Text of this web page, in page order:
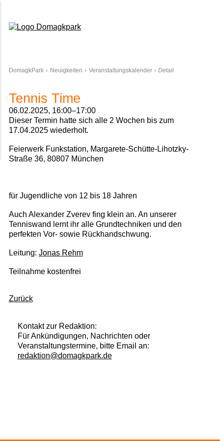
DomagkPark Neuigkeiten Veranstaltungskalender Detail
Tennis Time
06.02.2025, 16:00–17:00
Dieser Termin hatte sich alle 2 Wochen bis zum
17.04.2025 wiederholt.
Feierwerk Funkstation, Margarete-Schütte-Lihotzky-
Straße 36, 80807 München
für Jugendliche von 12 bis 18 Jahren
Auch Alexander Zverev fing klein an. An unserer
Tenniswand lernt ihr alle Grundtechniken und den
perfekten Vor- sowie Rückhandschwung.
Leitung: Jonas Rehm
Teilnahme kostenfrei
Zurück
Kontakt zur Redaktion:
Für Ankündigungen, Nachrichten oder
Veranstaltungstermine, bitte Email an:
redaktion@domagkpark.de